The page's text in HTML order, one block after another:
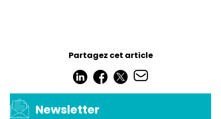
Partagez cet article
Newsletter